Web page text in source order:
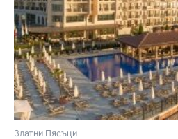
Златни Пясъци